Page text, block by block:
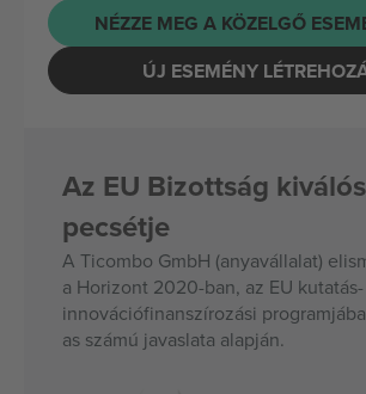
NÉZZE MEG A KÖZELGŐ
ÚJ ESEMÉNY
Az EU Bizottság
pecsétje
A Ticombo GmbH (anyavállalat)
a Horizont 2020-ban, az EU
innovációfinanszírozási
as számú javaslata alapján.